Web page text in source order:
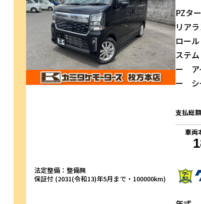
PZタ
リア
ロー
ステ
ー ア
ー シ
支払総額
車両
法定整備：整備無
保証付 (2031(令和13)年5月まで・100000km)